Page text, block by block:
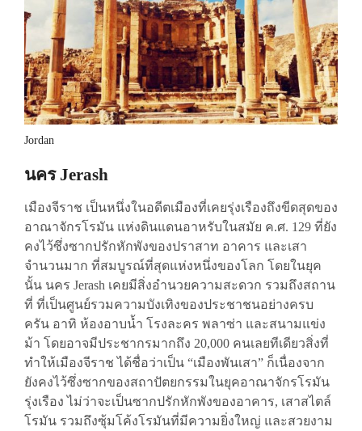
Jordan
นคร Jerash
เมืองจีราช เป็นหนึ่งในอดีตเมืองที่เคยรุ่งเรืองถึงขีดสุดของ
อาณาจักรโรมัน แห่งดินแดนอาหรับในสมัย ค.ศ. 129 ที่ยัง
คงไว้ซึ่งซากปรักหักพังของปราสาท อาคาร และเสา
จำนวนมาก ที่สมบูรณ์ที่สุดแห่งหนึ่งของโลก โดยในยุค
นั้น นคร Jerash เคยมีสิ่งอำนวยความสะดวก รวมถึงสถาน
ที่ ที่เป็นศูนย์รวมความบังเทิงของประชาชนอย่างครบ
ครัน อาทิ ห้องอาบน้ำ โรงละคร พลาซ่า และสนามแข่ง
ม้า โดยอาจมีประชากรมากถึง 20,000 คนเลยทีเดียวสิ่งที่
ทำให้เมืองจีราช ได้ชื่อว่าเป็น “เมืองพันเสา” ก็เนื่องจาก
ยังคงไว้ซึ่งซากของสถาปัตยกรรมในยุคอาณาจักรโรมัน
รุ่งเรือง ไม่ว่าจะเป็นซากปรักหักพังของอาคาร, เสาสไตล์
โรมัน รวมถึงซุ้มโค้งโรมันที่มีความยิ่งใหญ่ และสวยงาม